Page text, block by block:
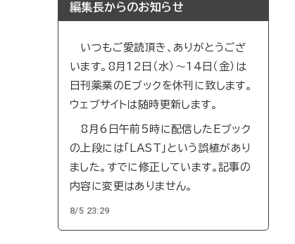
編集長からのお知らせ
いつもご愛読頂き、ありがとうござ
います。8月12日（水）～14日（金）は
日刊薬業のEブックを休刊に致します。
ウェブサイトは随時更新します。
8月6日午前5時に配信したEブック
の上段には「LAST」という誤植があり
ました。すでに修正しています。記事の
内容に変更はありません。
8/5 23:29